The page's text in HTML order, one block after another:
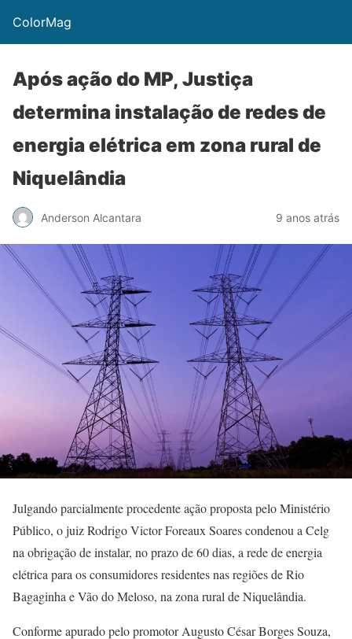
ColorMag
Após ação do MP, Justiça
determina instalação de redes de
energia elétrica em zona rural de
Niquelândia
Anderson Alcantara 9 anos atrás
Julgando parcialmente procedente ação proposta pelo Ministério
Público, o juiz Rodrigo Victor Foreaux Soares condenou a Celg
na obrigação de instalar, no prazo de 60 dias, a rede de energia
elétrica para os consumidores residentes nas regiões de Rio
Bagaginha e Vão do Meloso, na zona rural de Niquelândia.
Conforme apurado pelo promotor Augusto César Borges Souza,